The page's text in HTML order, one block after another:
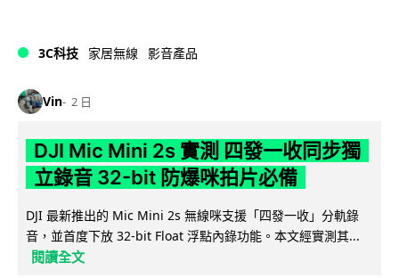
3C科技 家居無線 影音產品
Vin 2 日
DJI Mic Mini 2s 實測 四發一收同步獨
立錄音 32-bit 防爆咪拍片必備
DJI 最新推出的 Mic Mini 2s 無線咪支援「四發一收」分軌錄
音，並首度下放 32-bit Float 浮點內錄功能。本文經實測其...
閱讀全文